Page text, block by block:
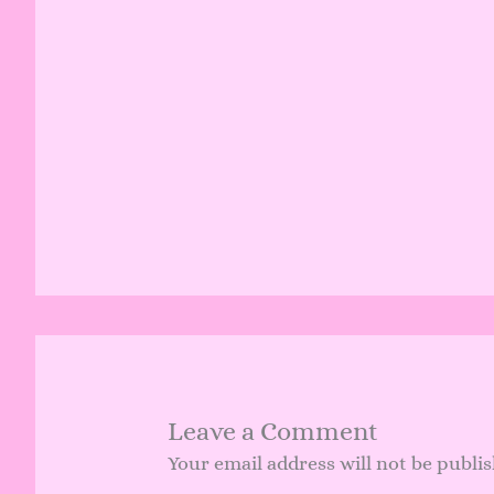
Leave a Comment
Your email address will not be